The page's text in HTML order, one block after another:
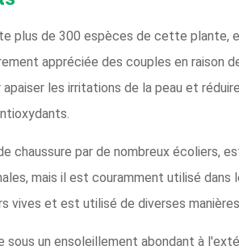
plus de 300 espèces de cette plante,
appréciée des couples en raison
les irritations de la peau et
chaussure par de nombreux écoliers,
mais il est couramment utilisé dans
vives et est utilisé de diverses
un ensoleillement abondant à